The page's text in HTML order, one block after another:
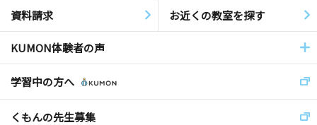
資料請求 お近くの教室を探す
KUMON体験者の声
学習中の方へ
くもんの先生募集